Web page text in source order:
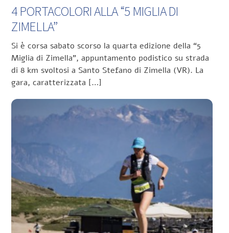
4 PORTACOLORI ALLA “5 MIGLIA DI
ZIMELLA”
Si è corsa sabato scorso la quarta edizione della “5
Miglia di Zimella”, appuntamento podistico su strada
di 8 km svoltosi a Santo Stefano di Zimella (VR). La
gara, caratterizzata […]